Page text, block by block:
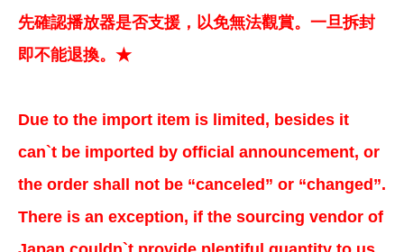
先確認播放器是否支援，以免無法觀賞。一旦拆封
即不能退換。★
Due to the import item is limited, besides it
can`t be imported by official announcement, or
the order shall not be “canceled” or “changed”.
There is an exception, if the sourcing vendor of